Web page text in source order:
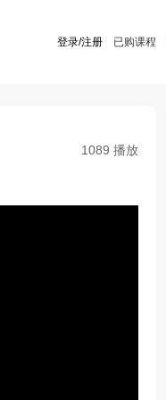
登录/注册 已购课程
1089 播放